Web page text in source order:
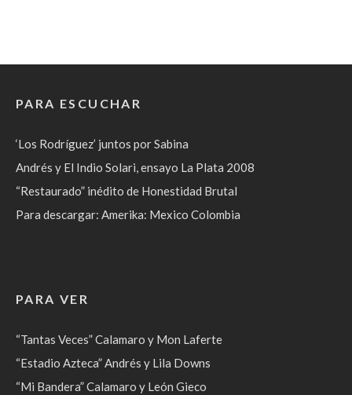
PARA ESCUCHAR
‘Los Rodríguez’ juntos por Sabina
Andrés y El Indio Solari, ensayo La Plata 2008
“Restaurado” inédito de Honestidad Brutal
Para descargar: Amerika: Mexico Colombia
PARA VER
“Tantas Veces” Calamaro y Mon Laferte
“Estadio Azteca” Andrés y Lila Downs
“Mi Bandera” Calamaro y León Gieco